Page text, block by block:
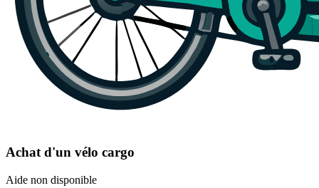
Achat d'un vélo cargo
Aide non disponible